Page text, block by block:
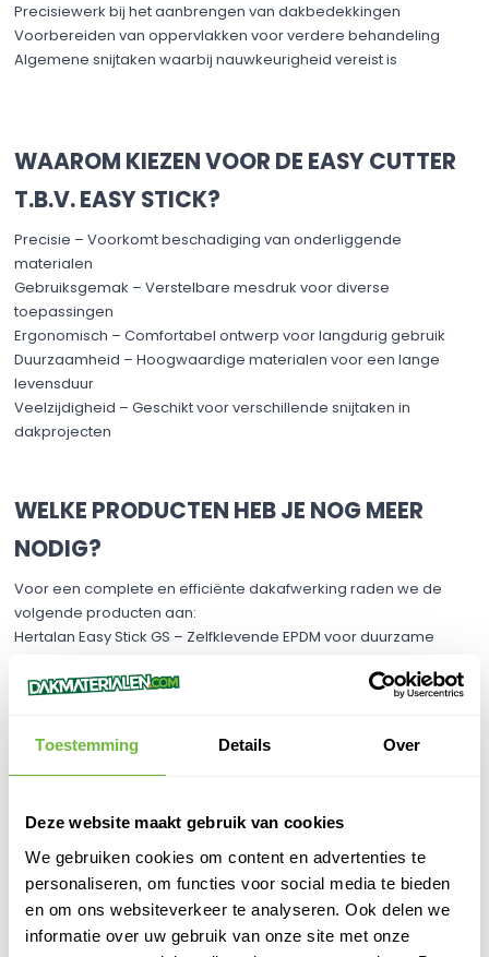
Toestemming Details Over
Deze website maakt gebruik van cookies
We gebruiken cookies om content en advertenties te
personaliseren, om functies voor social media te bieden
en om ons websiteverkeer te analyseren. Ook delen we
informatie over uw gebruik van onze site met onze
Precisiewerk bij het aanbrengen van dakbedekkingen
Voorbereiden van oppervlakken voor verdere behandeling
Algemene snijtaken waarbij nauwkeurigheid vereist is
WAAROM KIEZEN VOOR DE EASY CUTTER
T.B.V. EASY STICK?
Precisie – Voorkomt beschadiging van onderliggende
materialen
Gebruiksgemak – Verstelbare mesdruk voor diverse
toepassingen
Ergonomisch – Comfortabel ontwerp voor langdurig gebruik
Duurzaamheid – Hoogwaardige materialen voor een lange
levensduur
Veelzijdigheid – Geschikt voor verschillende snijtaken in
dakprojecten
WELKE PRODUCTEN HEB JE NOG MEER
NODIG?
Voor een complete en efficiënte dakafwerking raden we de
volgende producten aan:
Hertalan Easy Stick GS – Zelfklevende EPDM voor duurzame
EPDM Dakgoot Box – Complete set voor renovatie of nieuwbouw
materialen
EPDM Cleaner – Voor het reinigen en voorbereiden van
Handschoenen nitril – Bescherm je handen tijdens het werken
met EPDM en lijmen
VERWERKINGSTIPS